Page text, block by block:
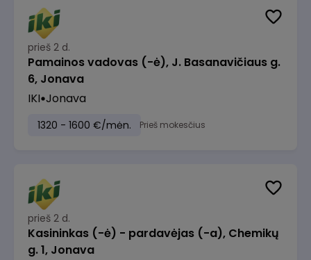
prieš 2 d.
Pamainos vadovas (-ė), J. Basanavičiaus g.
6, Jonava
IKI Jonava
1320 - 1600 €/mėn. Prieš mokesčius
prieš 2 d.
Kasininkas (-ė) - pardavėjas (-a), Chemikų
g. 1, Jonava